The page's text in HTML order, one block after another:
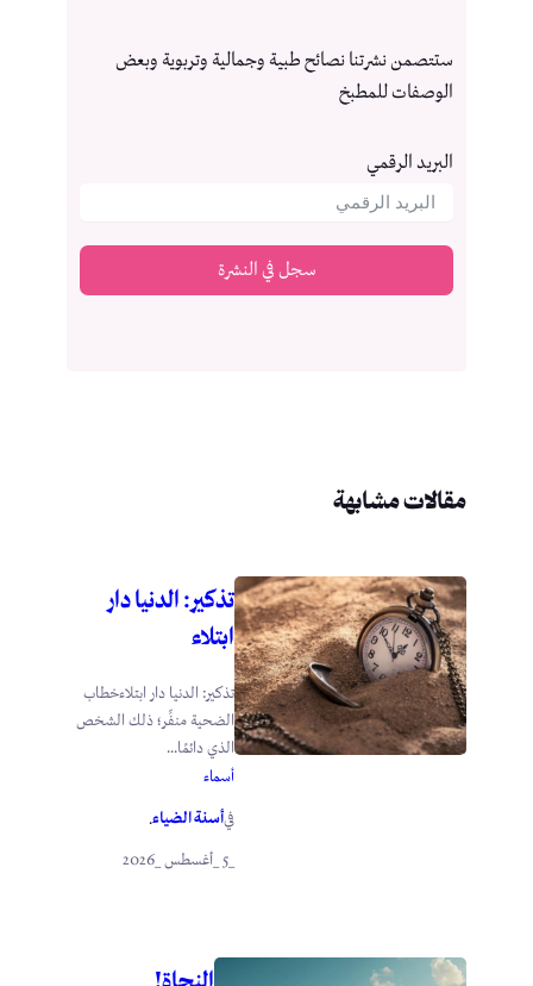
ستتصمن نشرتنا نصائح طبية وجمالية وتربوية وبعض
الوصفات للمطبخ
البريد الرقمي
سجل في النشرة
مقالات مشابهة
تذكير: الدنيا دار
ابتلاء
تذكير: الدنيا دار ابتلاءخطاب
الضحية منفِّر؛ ذلك الشخص
الذي دائمًا...
أسماء
فيأسنة الضياء.
_5 _أغسطس _2026